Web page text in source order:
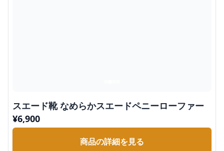
スエード靴 なめらかスエードペニーローファー
¥6,900
商品の詳細を見る